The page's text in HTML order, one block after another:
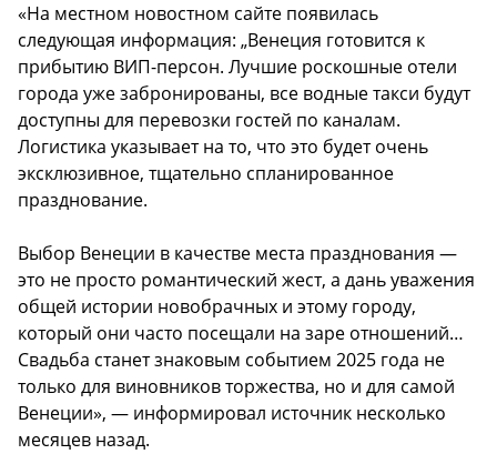
«На местном новостном сайте появилась
следующая информация: „Венеция готовится к
прибытию ВИП-персон. Лучшие роскошные отели
города уже забронированы, все водные такси будут
доступны для перевозки гостей по каналам.
Логистика указывает на то, что это будет очень
эксклюзивное, тщательно спланированное
празднование.
Выбор Венеции в качестве места празднования —
это не просто романтический жест, а дань уважения
общей истории новобрачных и этому городу,
который они часто посещали на заре отношений…
Свадьба станет знаковым событием 2025 года не
только для виновников торжества, но и для самой
Венеции», — информировал источник несколько
месяцев назад.